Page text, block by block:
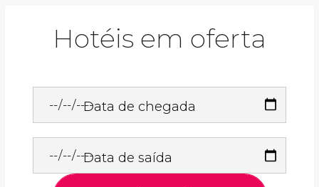
Hotéis em oferta
Data de chegada
Data de saída